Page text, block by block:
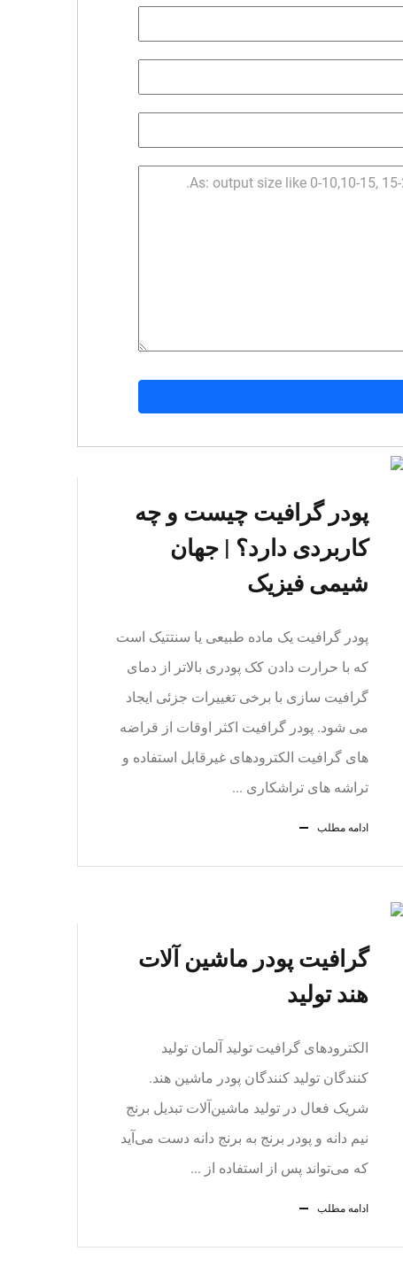
پودر گرافیت چیست و چه
کاربردی دارد؟ | جهان
شیمی فیزیک
پودر گرافیت یک ماده طبیعی یا سنتتیک است
که با حرارت دادن کک پودری بالاتر از دمای
گرافیت سازی با برخی تغییرات جزئی ایجاد
می شود. پودر گرافیت اکثر اوقات از قراضه
های گرافیت الکترودهای غیرقابل استفاده و
تراشه های تراشکاری ...
ادامه مطلب
گرافیت پودر ماشین آلات
هند تولید
الکترودهای گرافیت تولید آلمان تولید
کنندگان تولید کنندگان پودر ماشین هند.
شریک فعال در تولید ماشین‌آلات تبدیل برنج
نیم دانه و پودر برنج به برنج دانه دست می‌آید
که می‌تواند پس از استفاده از ...
ادامه مطلب